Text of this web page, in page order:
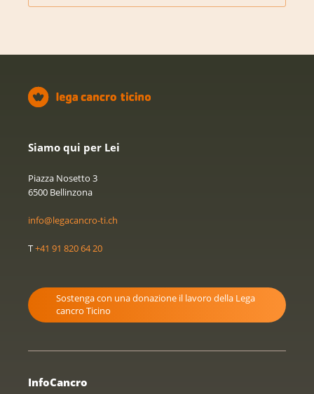
Siamo qui per Lei
Piazza Nosetto 3
6500 Bellinzona
info@legacancro-ti.ch
T+41 91 820 64 20
Sostenga con una donazione il lavoro della Lega
cancro Ticino
InfoCancro